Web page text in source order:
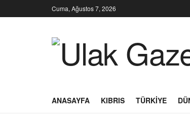
Cuma, Ağustos 7, 2026
ANASAYFA KIBRIS TÜRKIYE